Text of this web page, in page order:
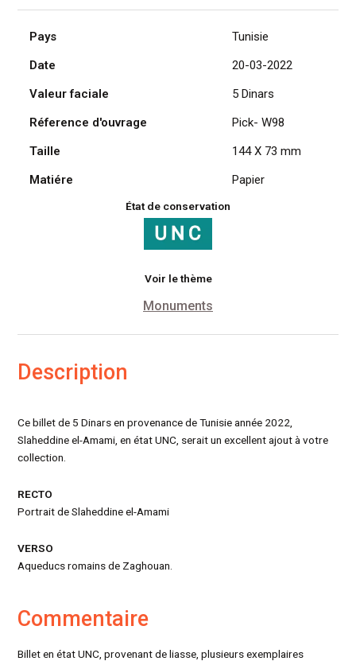
de
Dinars
2022
Amami
Pays
Tunisie
Date
20-03-2022
Valeur faciale
5 Dinars
Réference d'ouvrage
Pick- W98
Taille
144 X 73 mm
Matiére
Papier
État de conservation
Voir le thème
Monuments
Description
Ce billet de 5 Dinars en provenance de Tunisie année 2022,
Slaheddine el-Amami, en état UNC, serait un excellent ajout à votre
collection.
RECTO
Portrait de Slaheddine el-Amami
VERSO
Aqueducs romains de Zaghouan.
Commentaire
Billet en état UNC, provenant de liasse, plusieurs exemplaires